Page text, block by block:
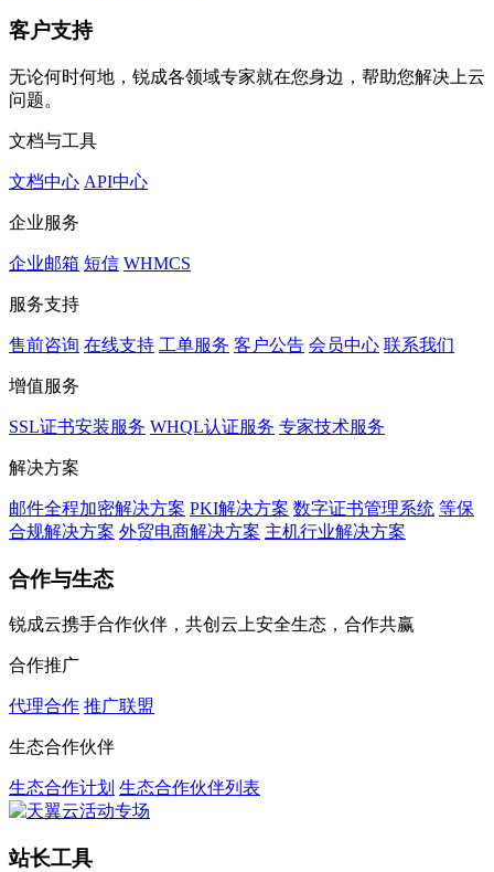
客户支持
无论何时何地，锐成各领域专家就在您身边，帮助您解决上云
问题。
文档与工具
文档中心 API中心
企业服务
企业邮箱 短信 WHMCS
服务支持
售前咨询 在线支持 工单服务 客户公告 会员中心 联系我们
增值服务
SSL证书安装服务 WHQL认证服务 专家技术服务
解决方案
邮件全程加密解决方案 PKI解决方案 数字证书管理系统 等保
合规解决方案 外贸电商解决方案 主机行业解决方案
合作与生态
锐成云携手合作伙伴，共创云上安全生态，合作共赢
合作推广
代理合作 推广联盟
生态合作伙伴
生态合作计划 生态合作伙伴列表
站长工具